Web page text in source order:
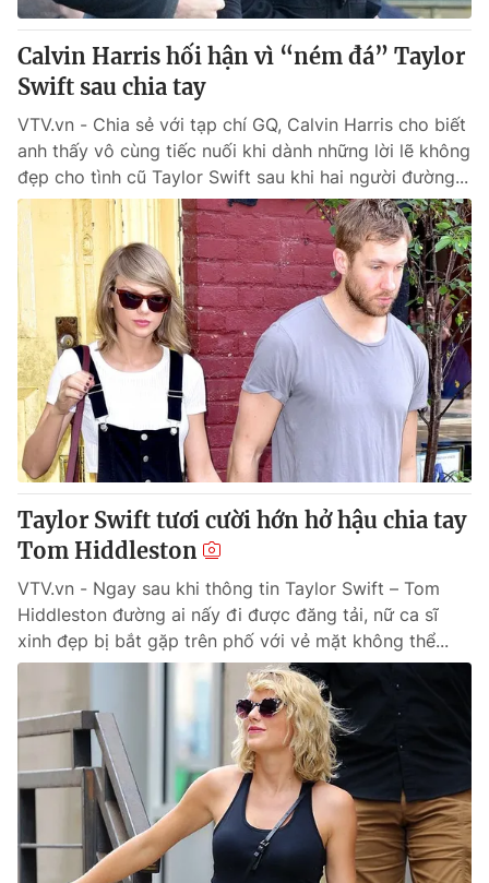
VTV9 VTV8
THỜI BÁO VTV
Theo dõi báo trên
Cơ quan chủ quản:Đài Truyền hình Việt Nam
Cơ quan báo chí:
Thời báo VTV
Giấy phép hoạt động báo in và báo điện tử số 483/GP-BTTTT
cấp ngày 29/12/2023
Tổng Biên tập: Vũ Thanh Thủy
Phó Tổng Biên tập:Nguyễn Thị Mỹ Hạnh, Phạm Quốc Thắng,
Nguyễn Trọng Ninh
Tổng đài VTV:024.38 355 931 - 024.38 355 932
024.66 897 897
Email:toasoan@vtv.vn
Liên hệ quảng cáo:024-7300.7108
Calvin Harris hối hận vì “ném đá” Taylor
Swift sau chia tay
VTV.vn - Chia sẻ với tạp chí GQ, Calvin Harris cho biết
anh thấy vô cùng tiếc nuối khi dành những lời lẽ không
đẹp cho tình cũ Taylor Swift sau khi hai người đường...
Taylor Swift tươi cười hớn hở hậu chia tay
Tom Hiddleston
VTV.vn - Ngay sau khi thông tin Taylor Swift – Tom
Hiddleston đường ai nấy đi được đăng tải, nữ ca sĩ
xinh đẹp bị bắt gặp trên phố với vẻ mặt không thể...